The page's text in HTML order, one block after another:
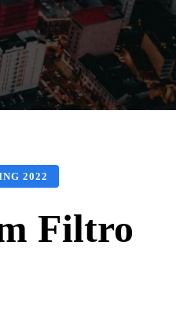
Filmes Séries
2022
Filtro